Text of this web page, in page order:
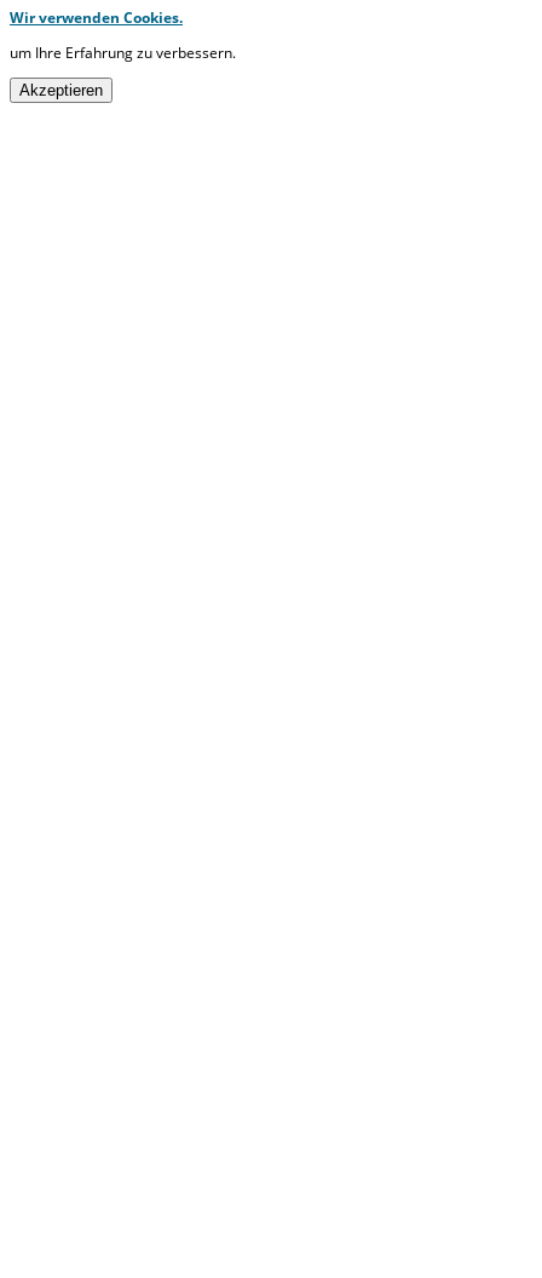
Wir verwenden Cookies.
um Ihre Erfahrung zu verbessern.
Akzeptieren